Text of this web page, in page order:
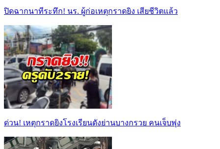
ปิดฉากนาทีระทึก! นร. ผู้ก่อเหตุกราดยิง เสียชีวิตแล้ว
ด่วน! เหตุกราดยิงโรงเรียนดังย่านบางกรวย คนเจ็บพุ่ง